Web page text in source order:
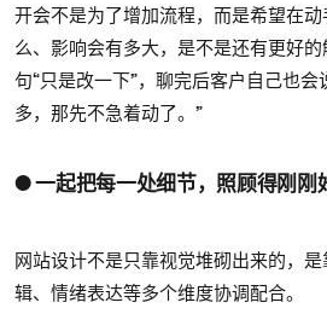
开会不是为了增加流程，而是希望在
么、影响会有多大，是不是还有更好
句“只是改一下”，聊完后客户自己也
多，那先不急着动了。”
● 一起把每一处细节，照顾得刚刚
网站设计不是只靠视觉堆砌出来的，
辑、情绪表达等多个维度协调配合。